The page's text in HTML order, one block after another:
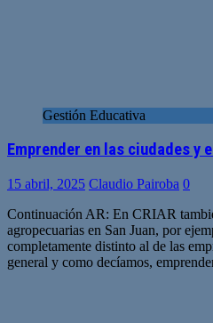
Gestión Educativa
Emprender en las ciudades y
15 abril, 2025 Claudio Pairoba 0
Continuación AR: En CRIAR
agropecuarias en San Juan, por
completamente distinto al de las
general y como decíamos,